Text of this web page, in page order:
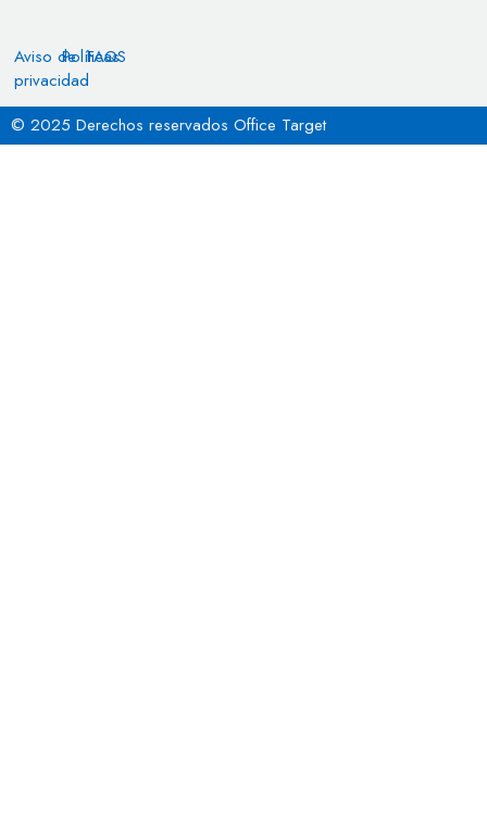
Aviso de
privacidad
Políticas
FAQS
© 2025 Derechos reservados Office Target